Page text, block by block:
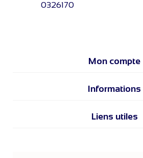
0326170
Mon compte
Informations
Liens utiles